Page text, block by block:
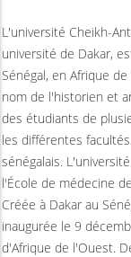
L'université Cheikh-
université de Dakar,
Sénégal, en Afrique
nom de l'historien et
des étudiants de
les différentes
sénégalais.
l'École de médecine
Créée à Dakar au
inaugurée le 9
d'Afrique de l'Ouest.